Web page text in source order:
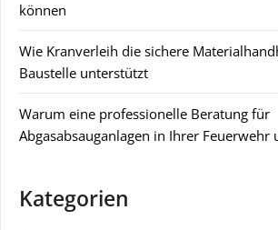
können
Wie Kranverleih die sichere
Baustelle unterstützt
Warum eine professionelle Beratung für
Abgasabsauganlagen in Ihrer Feuerwehr
Kategorien